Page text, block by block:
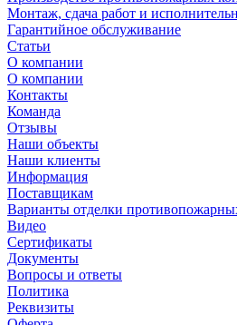
Монтаж, сдача работ и
Гарантийное обслуживание
Статьи
О компании
О компании
Контакты
Команда
Отзывы
Наши объекты
Наши клиенты
Информация
Поставщикам
Варианты отделки
Видео
Сертификаты
Документы
Вопросы и ответы
Политика
Реквизиты